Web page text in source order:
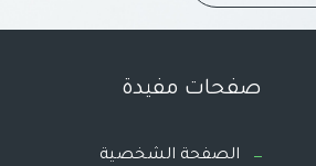
صفحات مفيدة
الصفحة الشخصية